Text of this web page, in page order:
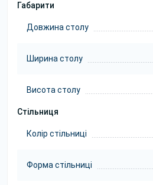
Габарити
Довжина столу
Ширина столу
Висота столу
Стільниця
Колір стільниці
Форма стільниці